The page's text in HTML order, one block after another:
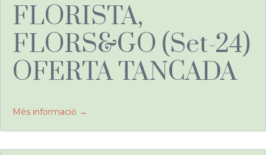
FLORISTA,
FLORS&GO (Set-24)
OFERTA TANCADA
Més informació